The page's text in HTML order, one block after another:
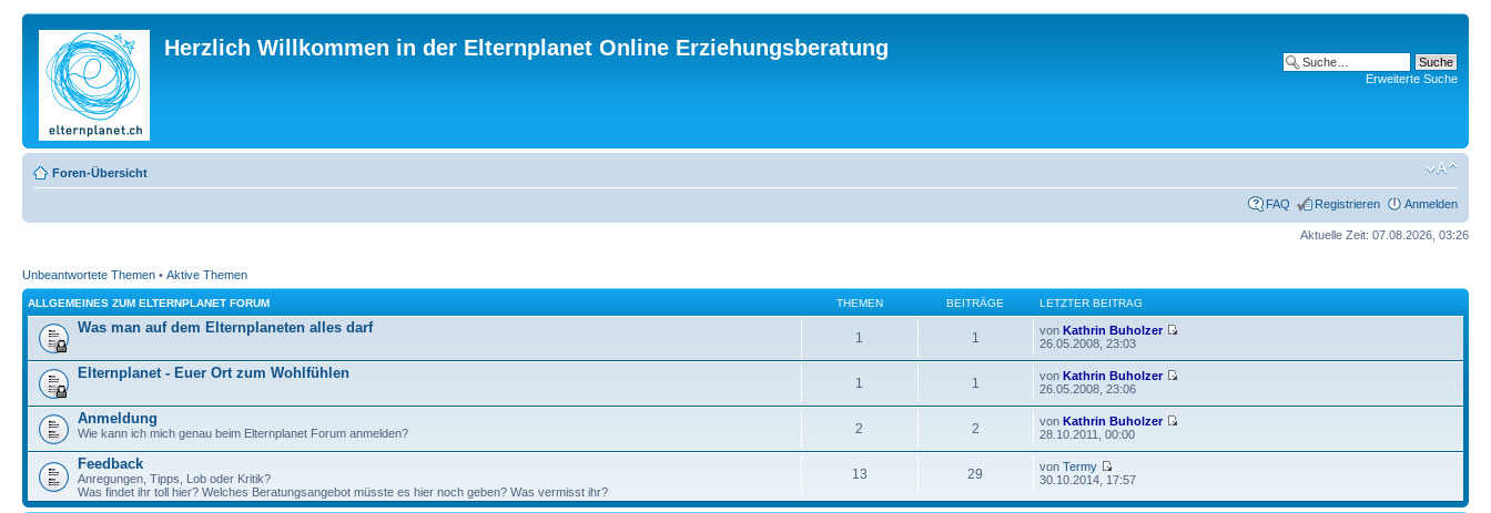
Herzlich Willkommen in der Elternplanet Online Erziehungsberatung
Erweiterte Suche
Foren-Übersicht
FAQ Registrieren Anmelden
Aktuelle Zeit: 07.08.2026, 03:26
Unbeantwortete Themen • Aktive Themen
ALLGEMEINES ZUM ELTERNPLANET FORUM THEMEN BEITRÄGE LETZTER BEITRAG
Was man auf dem Elternplaneten alles darf
1 1 vonKathrin Buholzer
26.05.2008, 23:03
Elternplanet - Euer Ort zum Wohlfühlen
1 1 vonKathrin Buholzer
26.05.2008, 23:06
Anmeldung
Wie kann ich mich genau beim Elternplanet Forum anmelden? 2 2 vonKathrin Buholzer
28.10.2011, 00:00
Feedback
Anregungen, Tipps, Lob oder Kritik?
Was findet ihr toll hier? Welches Beratungsangebot müsste es hier noch geben? Was vermisst ihr?
13 29 vonTermy
30.10.2014, 17:57